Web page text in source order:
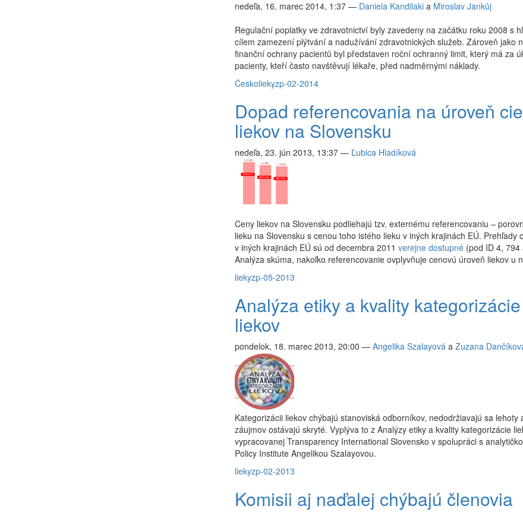
nedeľa, 16. marec 2014, 1:37 — Daniela Kandilakia Miroslav Jankůj
Regulační poplatky ve zdravotnictví byly zavedeny na začátku roku 2008 s
cílem zamezení plýtvání a nadužívání zdravotnických služeb. Zároveň jako
finanční ochrany pacientů byl představen roční ochranný limit, který má za
pacienty, kteří často navštěvují lékaře, před nadměrnými náklady.
Českoliekyzp-02-2014
Dopad referencovania na úroveň
liekov na Slovensku
nedeľa, 23. jún 2013, 13:37 — Ľubica Hladíková
Ceny liekov na Slovensku podliehajú tzv. externému referencovaniu –
lieku na Slovensku s cenou toho istého lieku v iných krajinách EÚ. Prehľady
v iných krajinách EÚ sú od decembra 2011 verejne dostupné(pod ID 4, 794
Analýza skúma, nakoľko referencovanie ovplyvňuje cenovú úroveň liekov u
liekyzp-05-2013
Analýza etiky a kvality kategorizácie
liekov
pondelok, 18. marec 2013, 20:00 — Angelika Szalayováa Zuzana
Kategorizácii liekov chýbajú stanoviská odborníkov, nedodržiavajú sa lehoty
záujmov ostávajú skryté. Vyplýva to z Analýzy etiky a kvality kategorizácie
vypracovanej Transparency International Slovensko v spolupráci s
Policy Institute Angelikou Szalayovou.
liekyzp-02-2013
Komisii aj naďalej chýbajú členovia